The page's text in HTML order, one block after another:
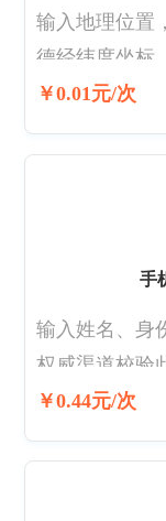
输入地理位置
德经纬度坐标
￥0.01元/次
手
输入姓名、身
权威渠道校验
当不匹配时，
不正确，请核
￥0.44元/次